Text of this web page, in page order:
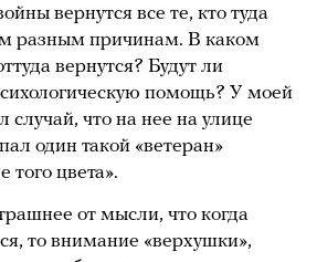
вернутся все те, кто туда
разным причинам. В каком
вернутся? Будут ли
помощь? У моей
случай, что на нее на улице
один такой «ветеран»
того цвета».
от мысли, что когда
то внимание «верхушки»,